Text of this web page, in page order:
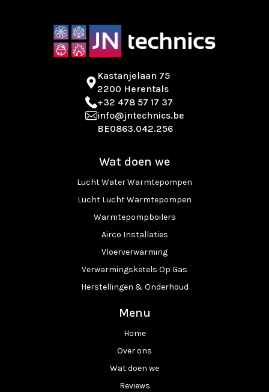
Kastanjelaan 75
2200 Herentals
+32 478 57 17 37
info@jntechnics.be
BE0863.042.256
Wat doen we
Lucht Water Warmtepompen
Lucht Lucht Warmtepompen
Warmtepompboilers
Airco Installaties
Vloerverwarming
Verwarmingsketels Op Gas
Herstellingen & Onderhoud
Menu
Home
Over ons
Wat doen we
Reviews